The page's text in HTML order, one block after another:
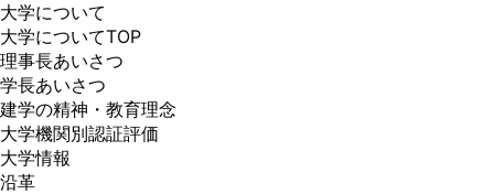
大学について
大学についてTOP
理事長あいさつ
学長あいさつ
建学の精神・教育理念
大学機関別認証評価
大学情報
沿革